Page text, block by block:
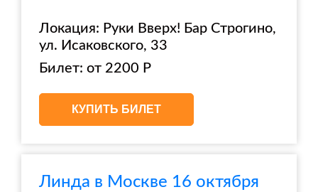
Локация: Руки Вверх! Бар Строгино,
ул. Исаковского, 33
Билет: от 2200 Р
КУПИТЬ БИЛЕТ
Линда в Москве 16 октября